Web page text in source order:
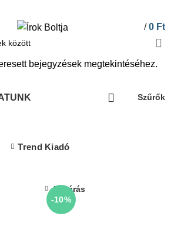
/ 0 Ft
Szűrők
Trend Kiadó
-10%
Bezárás
bejegyzések megtekintéséhez.